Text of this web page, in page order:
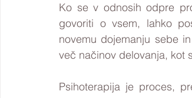
Ko se v odnosih odpre
govoriti o vsem, lahko
novemu dojemanju sebe
več načinov delovanja, kot
Psihoterapija je proces,